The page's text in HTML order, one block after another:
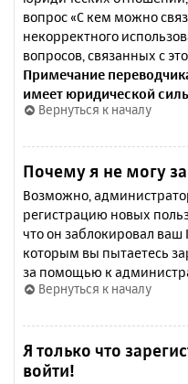
вопрос «С кем можно
некорректного
вопросов, связанных с
Примечание
имеет юридической
Вернуться к началу
Почему я не могу
Возможно,
регистрацию новых
что он заблокировал
которым вы пытаетесь
за помощью к
Вернуться к началу
Я только что
войти!